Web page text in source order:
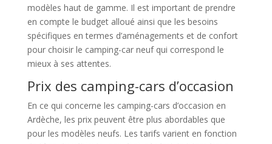
modèles haut de gamme. Il est important de prendre
en compte le budget alloué ainsi que les besoins
spécifiques en termes d’aménagements et de confort
pour choisir le camping-car neuf qui correspond le
mieux à ses attentes.
Prix des camping-cars d’occasion
En ce qui concerne les camping-cars d’occasion en
Ardèche, les prix peuvent être plus abordables que
pour les modèles neufs. Les tarifs varient en fonction